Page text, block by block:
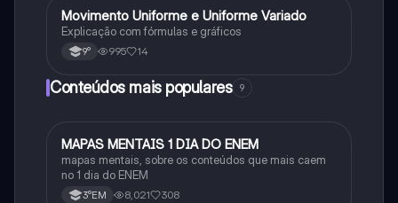
Física
Movimento Uniforme e Uniforme Variado
Explicação com fórmulas e gráficos
9° 995 14
Conteúdos mais populares 9
Português
MAPAS MENTAIS 1 DIA DO ENEM
mapas mentais, sobre os conteúdos que mais caem
no 1 dia do ENEM
3°EM 8,021 308